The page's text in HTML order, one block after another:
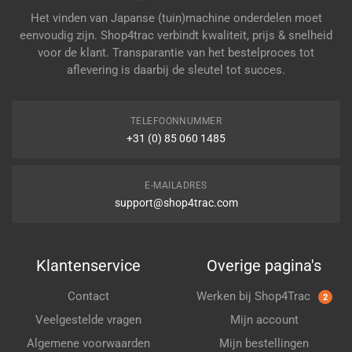
Het vinden van Japanse (tuin)machine onderdelen moet
eenvoudig zijn. Shop4trac verbindt kwaliteit, prijs & snelheid
voor de klant. Transparantie van het bestelproces tot
aflevering is daarbij de sleutel tot succes.
TELEFOONNUMMER
+31 (0) 85 060 1485
E-MAILADRES
support@shop4trac.com
Klantenservice
Contact
Veelgestelde vragen
Algemene voorwaarden
Overige pagina's
Werken bij Shop4Trac 2
Mijn account
Mijn bestellingen